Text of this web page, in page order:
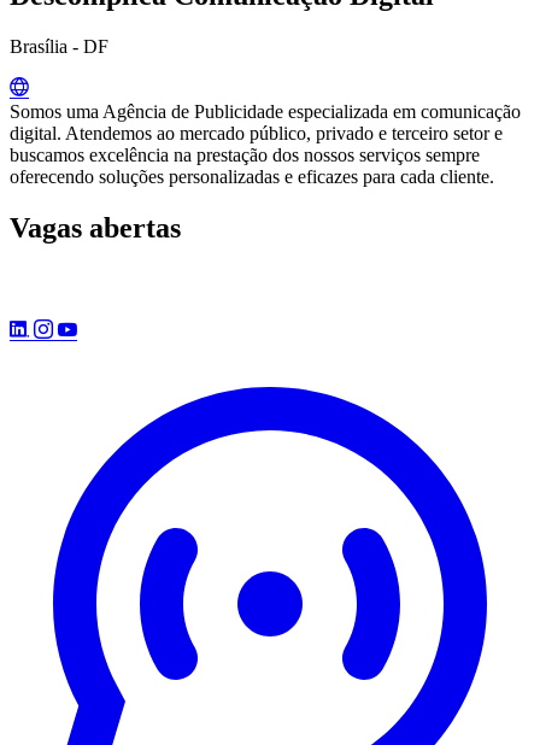
Brasília - DF
Somos uma Agência de Publicidade especializada em comunicação
digital. Atendemos ao mercado público, privado e terceiro setor e
buscamos excelência na prestação dos nossos serviços sempre
oferecendo soluções personalizadas e eficazes para cada cliente.
Vagas abertas